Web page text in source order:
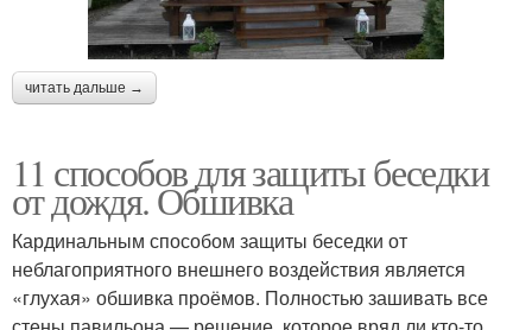
читать дальше →
11 способов для защиты беседки
от дождя. Обшивка
Кардинальным способом защиты беседки от
неблагоприятного внешнего воздействия является
«глухая» обшивка проёмов. Полностью зашивать все